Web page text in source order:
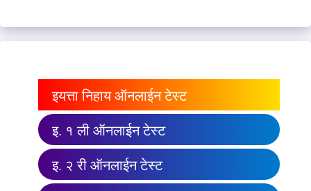
इयत्ता निहाय ऑनलाईन टेस्ट
इ. १ ली ऑनलाईन टेस्ट
इ. २ री ऑनलाईन टेस्ट